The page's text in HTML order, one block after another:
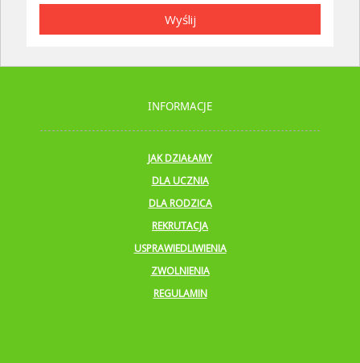
Wyślij
INFORMACJE
JAK DZIAŁAMY
DLA UCZNIA
DLA RODZICA
REKRUTACJA
USPRAWIEDLIWIENIA
ZWOLNIENIA
REGULAMIN